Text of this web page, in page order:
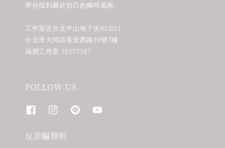
帶你找到屬於自己的獨特風格。
工作室近台北中山地下街R3出口
台北市大同區長安西路58號7樓
瑞朋工作室 38577587
FOLLOW US
反詐騙聲明